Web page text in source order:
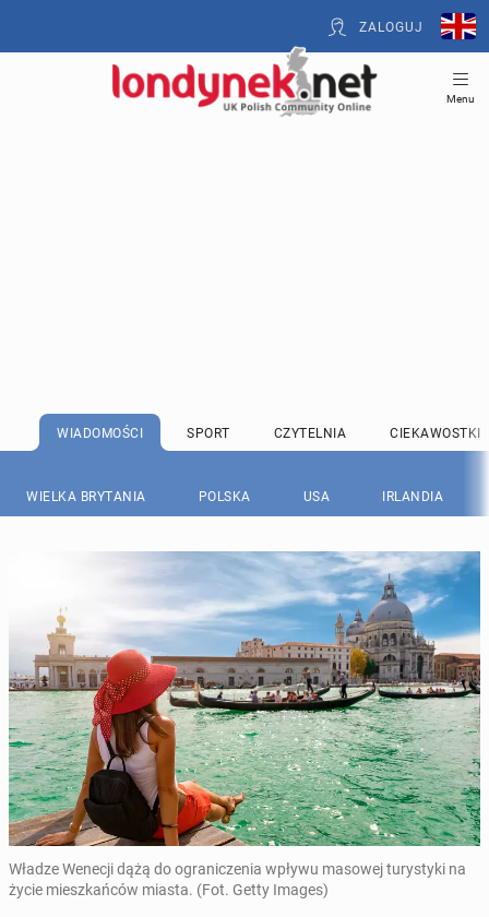
ZALOGUJ
Menu
WIADOMOŚCI SPORT CZYTELNIA CIEKAWOSTKI
WIELKA BRYTANIA POLSKA USA IRLANDIA
Władze Wenecji dążą do ograniczenia wpływu masowej turystyki na
życie mieszkańców miasta. (Fot. Getty Images)